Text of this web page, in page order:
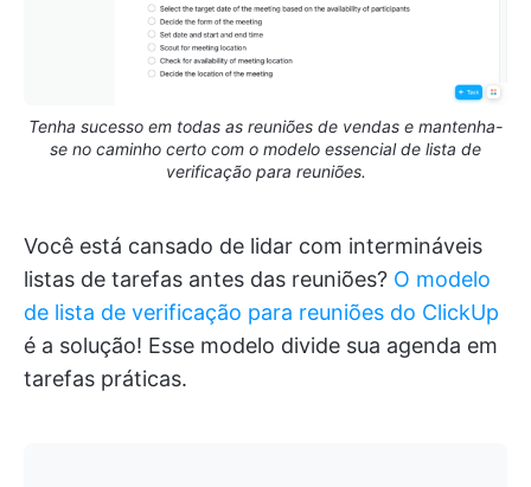
Tenha sucesso em todas as reuniões de vendas e mantenha-
se no caminho certo com o modelo essencial de lista de
verificação para reuniões.
Você está cansado de lidar com intermináveis
listas de tarefas antes das reuniões? O modelo
de lista de verificação para reuniões do ClickUp
é a solução! Esse modelo divide sua agenda em
tarefas práticas.